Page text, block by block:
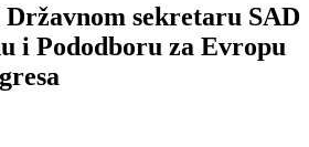
sekretaru SAD
i Pododboru za Evropu